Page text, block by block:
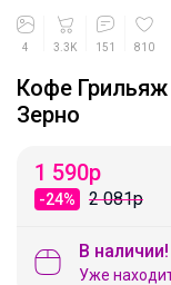
4 3.3K 151 810
Кофе
Зерно
1 590р
-24% 2 081р
В наличии!
Уже